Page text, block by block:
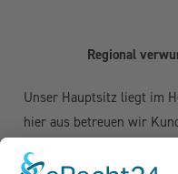
Regional
Unser Hauptsitz liegt im
hier aus betreuen wir